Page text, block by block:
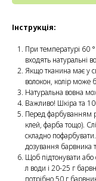
Інструкція:
При температурі 60
входять натуральні
Якщо тканина має у
волокон, колір
Натуральна вовна
Важливо! Шкіра та
Перед фарбуванням
клей, фарба тощо).
складно
дозування барвника
Щоб підтонувати або
л води і 20-25 г